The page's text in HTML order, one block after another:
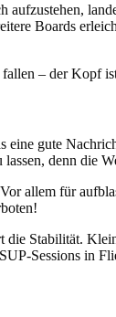
Boards
– der Kopf
eine gute
denn die
allem für
Stabilität.
Sessions in